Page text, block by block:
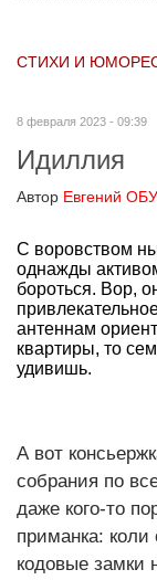
СТИХИ И
8 февраля 2023 - 09:39
Идиллия
Автор Евгений
С воровством
однажды
бороться. Вор,
антеннам
квартиры, то
удивишь.
А вот
собрания по
даже кого-то
приманка: коли
кодовые замки